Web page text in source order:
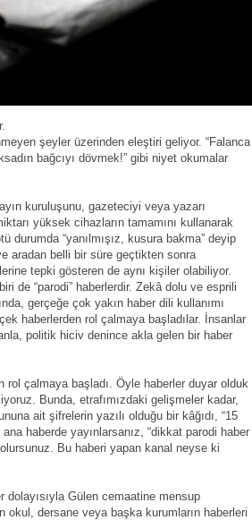
şeyler üzerinden eleştiri geliyor. “Falanca
bağcıyı dövmek!” gibi niyet okumalar
kuruluşunu, gazeteciyi veya yazarı
yüksek cihazların tamamını kullanarak
durumda “yanılmışız, kusura bakma” deyip
aradan belli bir süre geçtikten sonra
tepki gösteren de aynı kişiler olabiliyor.
de “parodi” haberlerdir. Zekâ dolu ve esprili
gerçeğe çok yakın haber dili kullanımı
haberlerden rol çalmaya başladılar. İnsanlar
politik hiciv denince akla gelen bir haber
çalmaya başladı. Öyle haberler duyar olduk
Bunda, etrafımızdaki gelişmeler kadar,
ait şifrelerin yazılı olduğu bir kâğıdı, “15
haberde yayınlarsanız, “dikkat parodi haber
Bu haberi yapan kanal neyse ki
dolayısıyla Gülen cemaatine mensup
okul, dersane veya başka kurumların haberleri